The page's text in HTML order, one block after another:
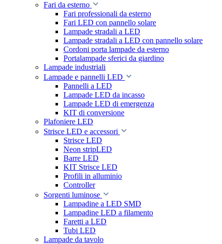
Fari da esterno
Fari professionali da esterno
Fari LED con pannello solare
Lampade stradali a LED
Lampade stradali a LED con pannello solare
Cordoni porta lampade da esterno
Portalampade sferici da giardino
Lampade industriali
Lampade e pannelli LED
Pannelli a LED
Lampade LED da incasso
Lampade LED di emergenza
KIT di conversione
Plafoniere LED
Strisce LED e accessori
Strisce LED
Neon stripLED
Barre LED
KIT Strisce LED
Profili in alluminio
Controller
Sorgenti luminose
Lampadine a LED SMD
Lampadine LED a filamento
Faretti a LED
Tubi LED
Lampade da tavolo